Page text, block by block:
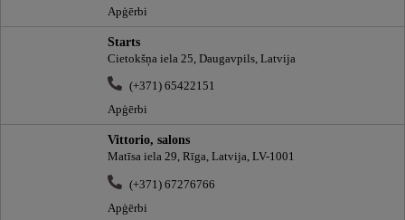
Apģērbi
Starts
Cietokšņa iela 25, Daugavpils, Latvija
(+371) 65422151
Apģērbi
Vittorio, salons
Matīsa iela 29, Rīga, Latvija, LV-1001
(+371) 67276766
Apģērbi